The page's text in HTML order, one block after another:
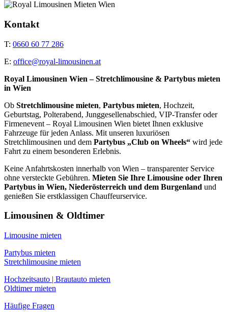
Kontakt
T: 0660 60 77 286
E: office@royal-limousinen.at
Royal Limousinen Wien – Stretchlimousine & Partybus mieten
in Wien
Ob Stretchlimousine mieten, Partybus mieten, Hochzeit,
Geburtstag, Polterabend, Junggesellenabschied, VIP-Transfer oder
Firmenevent – Royal Limousinen Wien bietet Ihnen exklusive
Fahrzeuge für jeden Anlass. Mit unseren luxuriösen
Stretchlimousinen und dem Partybus „Club on Wheels“ wird jede
Fahrt zu einem besonderen Erlebnis.
Keine Anfahrtskosten innerhalb von Wien – transparenter Service
ohne versteckte Gebühren. Mieten Sie Ihre Limousine oder Ihren
Partybus in Wien, Niederösterreich und dem Burgenland und
genießen Sie erstklassigen Chauffeurservice.
Limousinen & Oldtimer
Limousine mieten
Partybus mieten
Stretchlimousine mieten
Hochzeitsauto | Brautauto mieten
Oldtimer mieten
Häufige Fragen